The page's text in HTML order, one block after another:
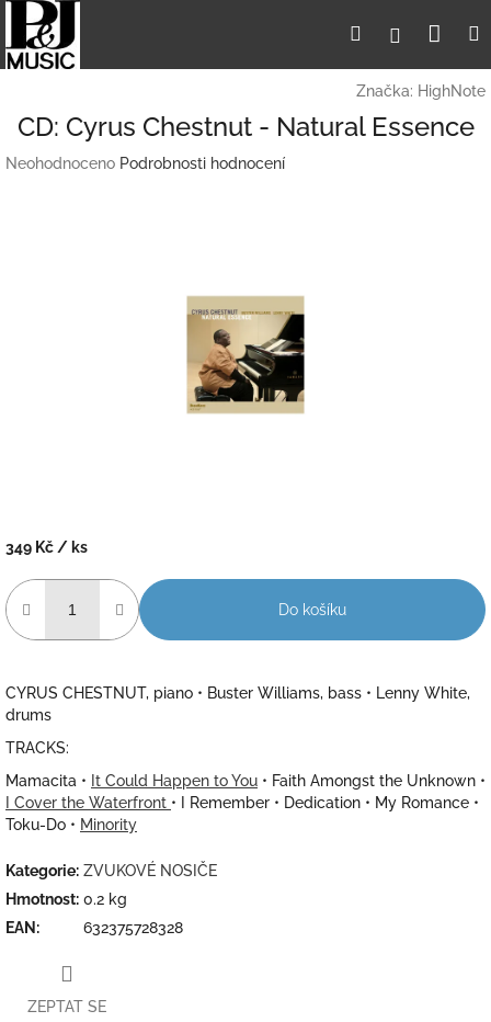
obsah
HledatPřihlášení
Značka: HighNote
CD: Cyrus Chestnut - Natural Essence
Průměrné
Neohodnoceno Podrobnosti hodnocení
349 Kč / ks
cena:
Do košíku
CYRUS CHESTNUT, piano • Buster Williams, bass • Lenny White,
drums
TRACKS:
Mamacita • It Could Happen to You • Faith Amongst the Unknown •
I Cover the Waterfront • I Remember • Dedication • My Romance •
Toku-Do • Minority
Kategorie: ZVUKOVÉ NOSIČE
Hmotnost: 0.2 kg
EAN : 632375728328
ZEPTAT SE